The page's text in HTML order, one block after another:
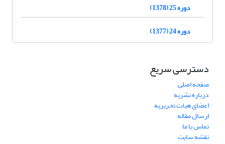
دوره 25 (1378)
دوره 24 (1377)
دسترسی سریع
صفحه اصلی
درباره نشریه
اعضای هیات تحریریه
ارسال مقاله
تماس با ما
نقشه سایت